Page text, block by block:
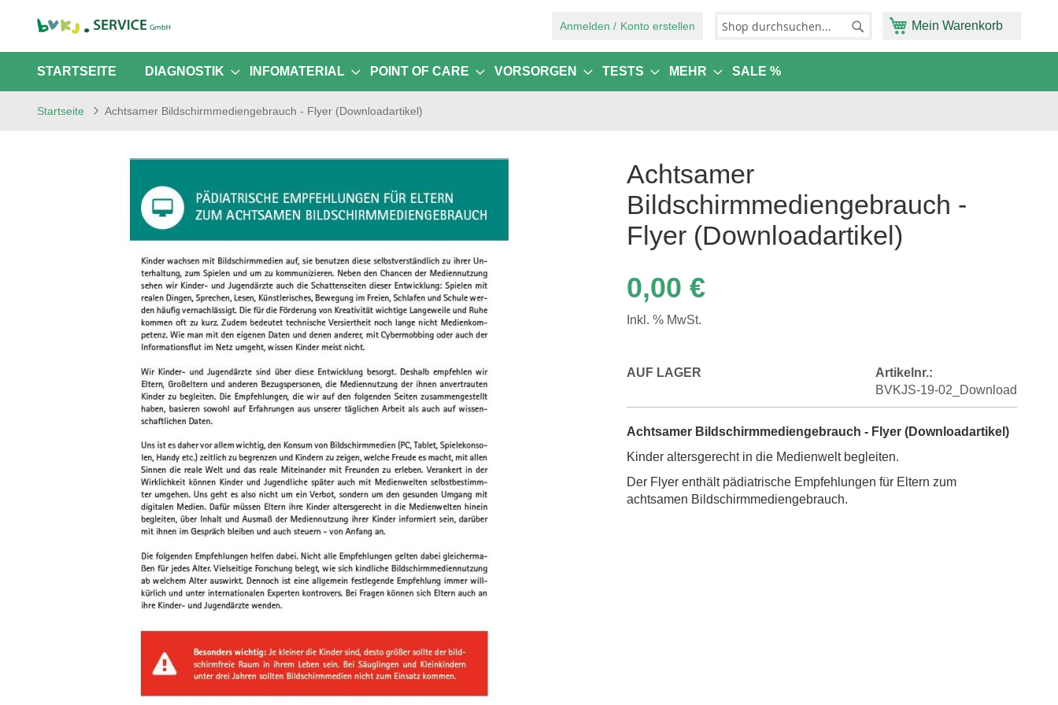
Zum
springen
Anmelden Konto erstellen Mein Warenkorb
STARTSEITE DIAGNOSTIK INFOMATERIAL POINT OF CARE VORSORGEN TESTS MEHR SALE %
Startseite Achtsamer Bildschirmmediengebrauch - Flyer (Downloadartikel)
Achtsamer
Bildschirmmediengebrauch -
Flyer (Downloadartikel)
0,00 €
Inkl. % MwSt.
AUF LAGER
Artikelnr.:
BVKJS-19-02_Download
Achtsamer Bildschirmmediengebrauch - Flyer (Downloadartikel)
Kinder altersgerecht in die Medienwelt begleiten.
Der Flyer enthält pädiatrische Empfehlungen für Eltern zum
achtsamen Bildschirmmediengebrauch.